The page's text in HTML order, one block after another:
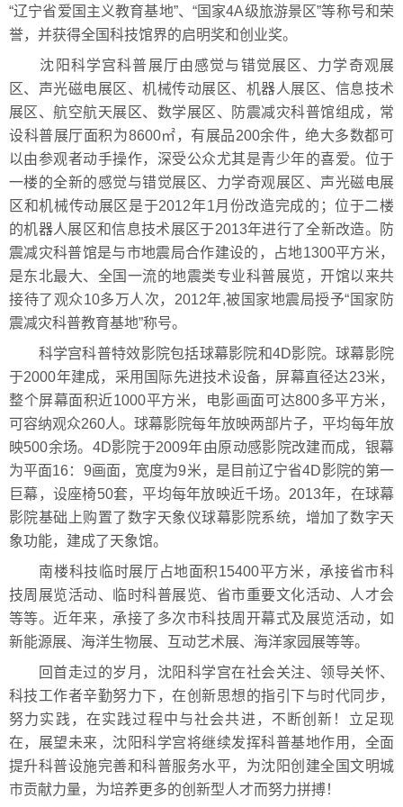
“辽宁省爱国主义教育基地”、“国家4A级旅游景区”等称号和荣
誉，并获得全国科技馆界的启明奖和创业奖。
沈阳科学宫科普展厅由感觉与错觉展区、力学奇观展
区、声光磁电展区、机械传动展区、机器人展区、信息技术
展区、航空航天展区、数学展区、防震减灾科普馆组成，常
设科普展厅面积为8600㎡，有展品200余件，绝大多数都可
以由参观者动手操作，深受公众尤其是青少年的喜爱。位于
一楼的全新的感觉与错觉展区、力学奇观展区、声光磁电展
区和机械传动展区是于2012年1月份改造完成的；位于二楼
的机器人展区和信息技术展区于2013年进行了全新改造。防
震减灾科普馆是与市地震局合作建设的，占地1300平方米，
是东北最大、全国一流的地震类专业科普展览，开馆以来共
接待了观众10多万人次，2012年,被国家地震局授予“国家防
震减灾科普教育基地”称号。
科学宫科普特效影院包括球幕影院和4D影院。球幕影院
于2000年建成，采用国际先进技术设备，屏幕直径达23米，
整个屏幕面积近1000平方米，电影画面可达800多平方米，
可容纳观众260人。球幕影院每年放映两部片子，平均每年放
映500余场。4D影院于2009年由原动感影院改建而成，银幕
为平面16：9画面，宽度为9米，是目前辽宁省4D影院的第一
巨幕，设座椅50套，平均每年放映近千场。2013年，在球幕
影院基础上购置了数字天象仪球幕影院系统，增加了数字天
象功能，建成了天象馆。
南楼科技临时展厅占地面积15400平方米，承接省市科
技周展览活动、临时科普展览、省市重要文化活动、人才会
等等。近年来，承接了多次市科技周开幕式及展览活动，如
新能源展、海洋生物展、互动艺术展、海洋家园展等等。
回首走过的岁月，沈阳科学宫在社会关注、领导关怀、
科技工作者辛勤努力下，在创新思想的指引下与时代同步，
努力实践，在实践过程中与社会共进，不断创新！立足现
在，展望未来，沈阳科学宫将继续发挥科普基地作用，全面
提升科普设施完善和科普服务水平，为沈阳创建全国文明城
市贡献力量，为培养更多的创新型人才而努力拼搏！